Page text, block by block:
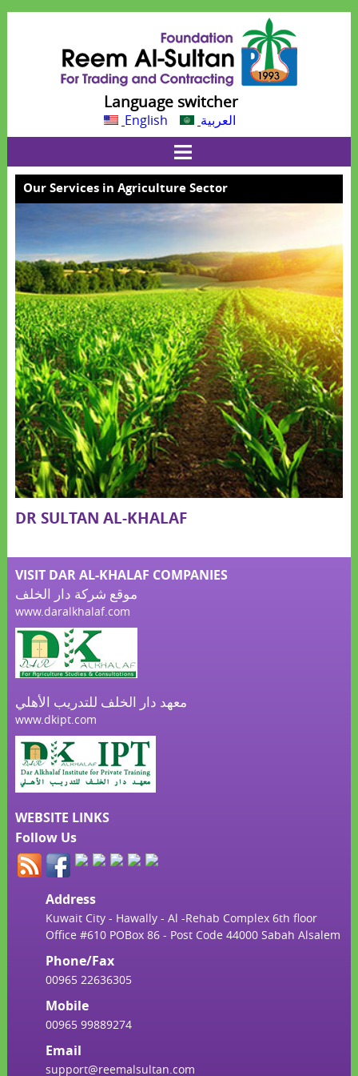
Language switcher
English العربية
Our Services in Agriculture Sector
DR SULTAN AL-KHALAF
VISIT DAR AL-KHALAF COMPANIES
موقع شركة دار الخلف
www.daralkhalaf.com
معهد دار الخلف للتدريب الأهلي
www.dkipt.com
WEBSITE LINKS
Follow Us
Address
Kuwait City - Hawally - Al -Rehab Complex 6th floor
Office #610 POBox 86 - Post Code 44000 Sabah Alsalem
Phone/Fax
00965 22636305
Mobile
00965 99889274
Email
support@reemalsultan.com